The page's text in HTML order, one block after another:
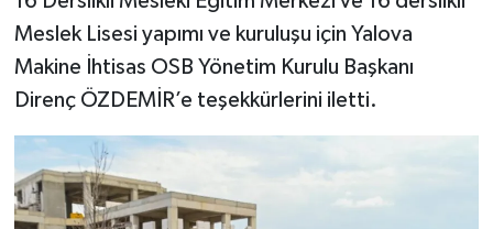
Meslek Lisesi yapımı ve kuruluşu için Yalova
Makine İhtisas OSB Yönetim Kurulu Başkanı
Direnç ÖZDEMİR’e teşekkürlerini iletti.